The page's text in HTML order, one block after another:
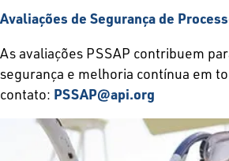
Avaliações de Segurança de
As avaliações PSSAP contribuem
segurança e melhoria contínua em
contato: PSSAP@api.org